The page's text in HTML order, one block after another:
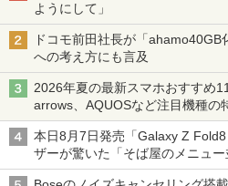
ようにして」
ドコモ前田社長が「
への考え方にも言及
2026年夏の最新スマホおすすめ
arrows、AQUOSなど注目機種の
本日8月7日発売「Galaxy Z
ザーが驚いた「そば屋のメニュー